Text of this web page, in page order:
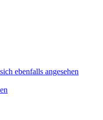
ebenfalls angesehen